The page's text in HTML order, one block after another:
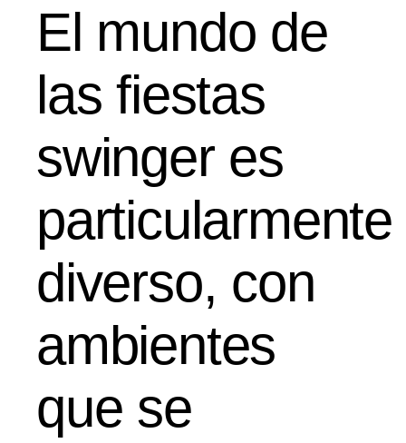
El mundo de
las fiestas
swinger es
particularmente
diverso, con
ambientes
que se